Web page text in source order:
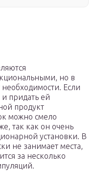
но в
необходимости. Если
придать ей
продукт
можно смело
так как он очень
установки. В
не занимает места,
за несколько